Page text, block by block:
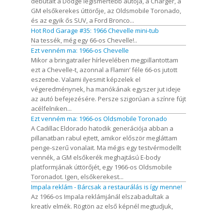
GM elsőkerekes úttörője, az Oldsmobile Toronado,
és az egyik ős SUV, a Ford Bronco...
Hot Rod Garage #35: 1966 Chevelle mini-tub
Na tessék, még egy 66-os Chevelle!..
Ezt venném ma: 1966-os Chevelle
Mikor a bringatrailer hírlevelében megpillantottam
ezt a Chevelle-t, azonnal a Flamin’ féle 66-os jutott
eszembe. Valami ilyesmit képzelek el
végeredménynek, ha manókának egyszer jut ideje
az autó befejezésére. Persze szigorúan a színre fújt
acélfelniken...
Ezt venném ma: 1966-os Oldsmobile Toronado
A Cadillac Eldorado hatodik generációja abban a
pillanatban rabul ejtett, amikor először megláttam
penge-szerű vonalait. Ma mégis egy testvérmodellt
vennék, a GM elsőkerék meghajtású E-body
platformjának úttörőjét, egy 1966-os Oldsmobile
Toronadot. Igen, elsőkerekest...
Impala reklám - Bárcsak a restaurálás is így menne!
Az 1966-os Impala reklámjánál elszabadultak a
kreatív elmék. Rögtön az első képnél megtudjuk,